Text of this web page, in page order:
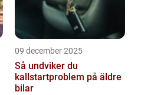
09 december 2025
Så undviker du
kallstartproblem på äldre
bilar